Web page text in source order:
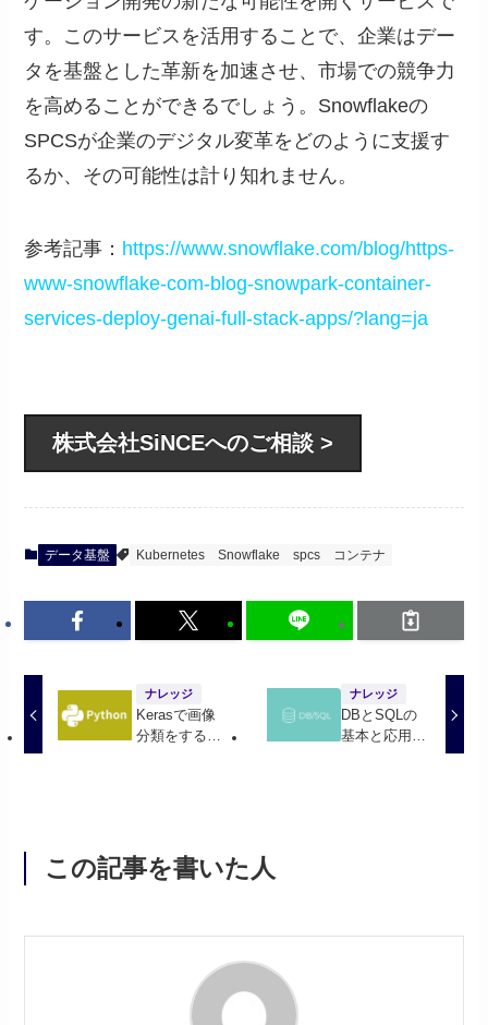
す。このサービスを活用することで、企業はデー
タを基盤とした革新を加速させ、市場での競争力
を高めることができるでしょう。Snowflakeの
SPCSが企業のデジタル変革をどのように支援す
るか、その可能性は計り知れません。
参考記事： https://www.snowflake.com/blog/https-
www-snowflake-com-blog-snowpark-container-
services-deploy-genai-full-stack-apps/?lang=ja
株式会社SiNCEへのご相談 >
データ基盤 Kubernetes Snowflake spcs コンテナ
ナレッジ
Kerasで画像
分類をする方
ナレッジ
DBとSQLの
基本と応用 |
この記事を書いた人